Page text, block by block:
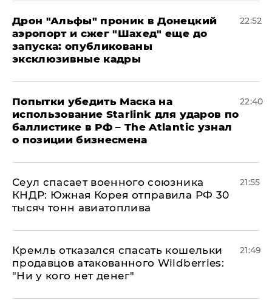
Дрон "Альфы" проник в Донецкий
аэропорт и сжег "Шахед" еще до
запуска: опубликованы
эксклюзивные кадры
22:52
Попытки убедить Маска на
использование Starlink для ударов по
баллистике в РФ – The Atlantic узнал
о позиции бизнесмена
22:40
​Сеул спасает военного союзника
КНДР: Южная Корея отправила РФ 30
тысяч тонн авиатоплива
21:55
Кремль отказался спасать кошельки
продавцов атакованного Wildberries:
"Ни у кого нет денег"
21:49